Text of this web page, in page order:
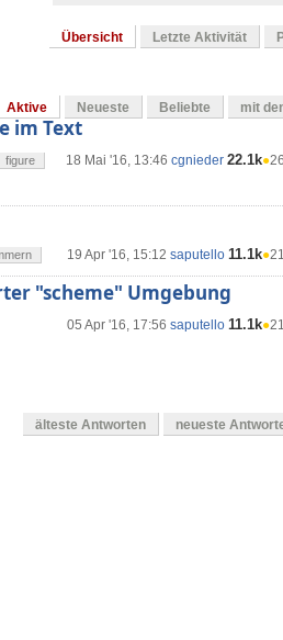
Übersicht Letzte Aktivität
Aktive Neueste Beliebte mit
im Text
18 Mai '16, 13:46 cgnieder 22.1k●26
figure
19 Apr '16, 15:12 saputello 11.1k●21
"scheme" Umgebung
05 Apr '16, 17:56 saputello 11.1k●21
älteste Antworten neueste